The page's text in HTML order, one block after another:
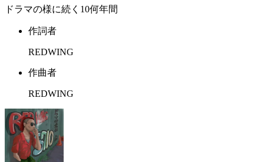
ドラマの様に続く10何年間
作詞者
REDWING
作曲者
REDWING